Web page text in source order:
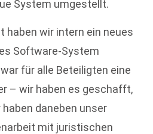
System umgestellt.
haben wir intern ein neues
Software-System
für alle Beteiligten eine
– wir haben es geschafft,
daneben unser
mit juristischen